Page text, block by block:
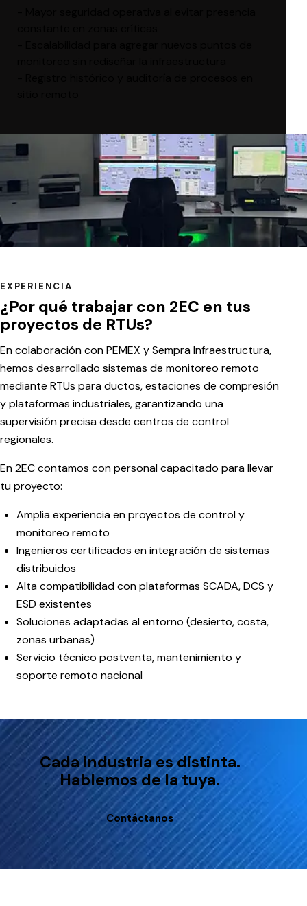
EXPERIENCIA
¿Por qué trabajar con 2EC en tus
proyectos de RTUs?
En colaboración con PEMEX y Sempra Infraestructura,
hemos desarrollado sistemas de monitoreo remoto
mediante RTUs para ductos, estaciones de compresión
y plataformas industriales, garantizando una
supervisión precisa desde centros de control
regionales.
En 2EC contamos con personal capacitado para llevar
tu proyecto:
Amplia experiencia en proyectos de control y
monitoreo remoto
Ingenieros certificados en integración de sistemas
distribuidos
Alta compatibilidad con plataformas SCADA, DCS y
ESD existentes
Soluciones adaptadas al entorno (desierto, costa,
zonas urbanas)
Servicio técnico postventa, mantenimiento y
soporte remoto nacional
Cada industria es distinta.
Hablemos de la tuya.
Contáctanos